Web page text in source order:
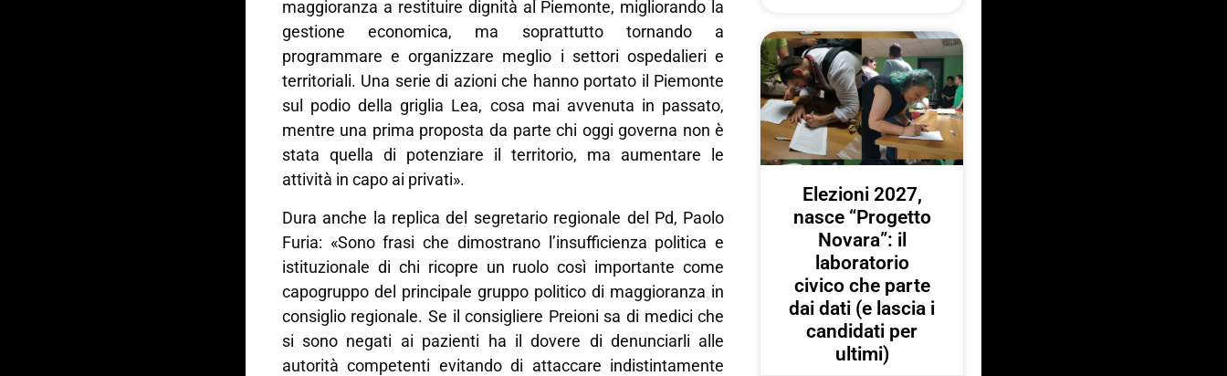
maggioranza a restituire dignità al Piemonte, migliorando la
gestione economica, ma soprattutto tornando a
programmare e organizzare meglio i settori ospedalieri e
territoriali. Una serie di azioni che hanno portato il Piemonte
sul podio della griglia Lea, cosa mai avvenuta in passato,
mentre una prima proposta da parte chi oggi governa non è
stata quella di potenziare il territorio, ma aumentare le
attività in capo ai privati».
Dura anche la replica del segretario regionale del Pd, Paolo
Furia: «Sono frasi che dimostrano l’insufficienza politica e
istituzionale di chi ricopre un ruolo così importante come
capogruppo del principale gruppo politico di maggioranza in
consiglio regionale. Se il consigliere Preioni sa di medici che
si sono negati ai pazienti ha il dovere di denunciarli alle
autorità competenti evitando di attaccare indistintamente
Elezioni 2027,
nasce “Progetto
Novara”: il
laboratorio
civico che parte
dai dati (e lascia i
candidati per
ultimi)